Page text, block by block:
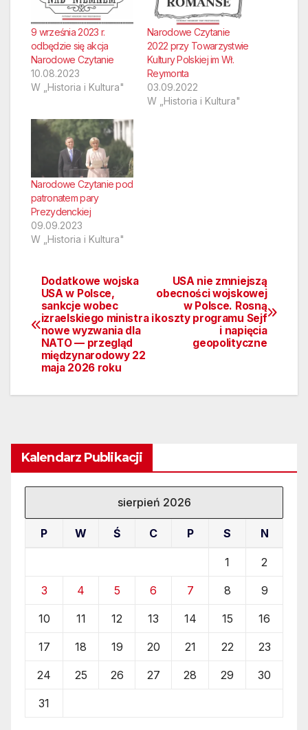
9 września 2023 r.
odbędzie się akcja
Narodowe Czytanie
10.08.2023
W „Historia i Kultura"
Narodowe Czytanie
2022 przy Towarzystwie
Kultury Polskiej im Wł.
Reymonta
03.09.2022
W „Historia i Kultura"
Narodowe Czytanie pod
patronatem pary
Prezydenckiej
09.09.2023
W „Historia i Kultura"
Nawigacja
wpisu
USA nie zmniejszą
obecności wojskowej
w Polsce. Rosną
koszty programu Sejf
i napięcia
geopolityczne
Dodatkowe wojska
USA w Polsce,
sankcje wobec
izraelskiego ministra i
nowe wyzwania dla
NATO — przegląd
międzynarodowy 22
maja 2026 roku
Kalendarz Publikacji
sierpień 2026
P W Ś C P S N
1 2
3 4 5 6 7 8 9
10 11 12 13 14 15 16
17 18 19 20 21 22 23
24 25 26 27 28 29 30
31